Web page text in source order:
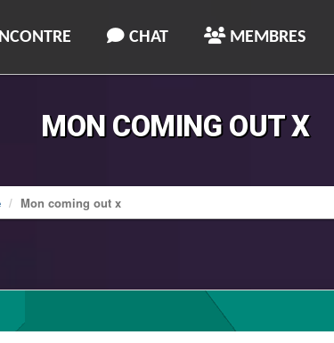
CHAT MEMBRES
MON COMING OUT X
Mon coming out x